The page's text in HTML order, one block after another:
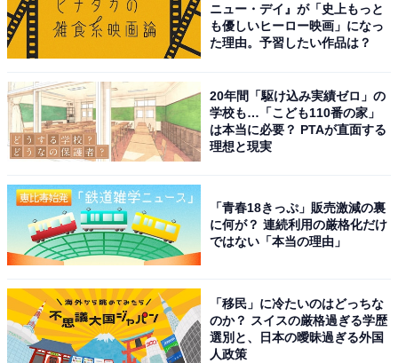
ら子どもまでみんなで楽しめる点。思いのほかヒー
トアップしてしまうところも好きな理由です」（50
代女性／神奈川県）
「自分たちがまるでおもちゃのサイズになったよう
な世界観がとても可愛らしい」（30代女性／福島
県）
※記事内容は執筆時点のものです。最新の内容をご確認
ください
ニュー・デイ』が「史上もっと
も優しいヒーロー映画」になっ
た理由。予習したい作品は？
20年間「駆け込み実績ゼロ」の
学校も…「こども110番の家」
は本当に必要？ PTAが直面する
理想と現実
「青春18きっぷ」販売激減の裏
に何が？ 連続利用の厳格化だけ
ではない「本当の理由」
「移民」に冷たいのはどっちな
のか？ スイスの厳格過ぎる学歴
選別と、日本の曖昧過ぎる外国
人政策